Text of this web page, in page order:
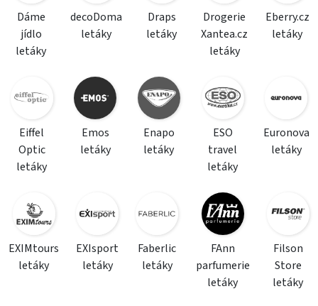
Dáme
jídlo
letáky
decoDoma
letáky
Draps
letáky
Drogerie
Xantea.cz
letáky
Eberry.cz
letáky
Eiffel
Optic
letáky
Emos
letáky
Enapo
letáky
ESO
travel
letáky
Euronova
letáky
EXIMtours
letáky
EXIsport
letáky
Faberlic
letáky
FAnn
parfumerie
letáky
Filson
Store
letáky